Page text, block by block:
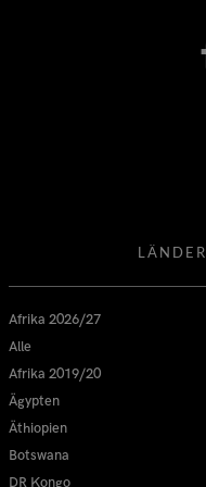
LÄNDER
Afrika 2026/27
Alle
Afrika 2019/20
Ägypten
Äthiopien
Botswana
DR Kongo